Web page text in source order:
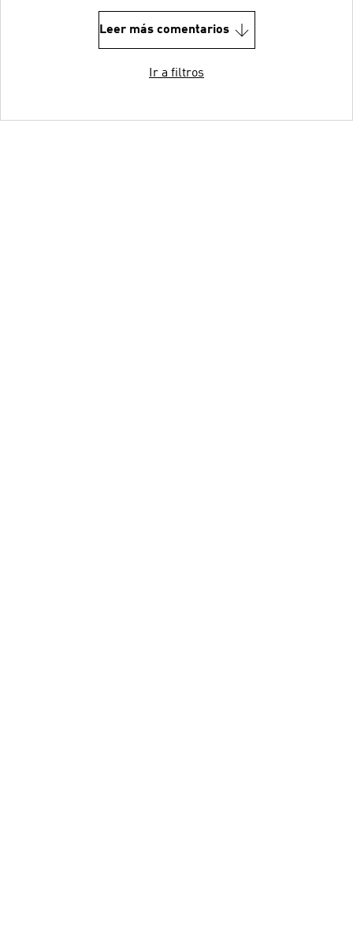
Leer más comentarios
Ir a filtros